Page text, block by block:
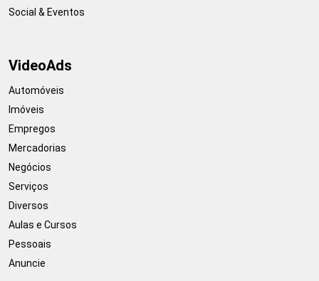
Social & Eventos
VideoAds
Automóveis
Imóveis
Empregos
Mercadorias
Negócios
Serviços
Diversos
Aulas e Cursos
Pessoais
Anuncie